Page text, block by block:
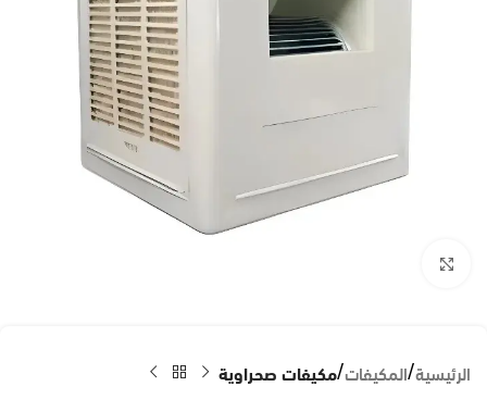
الرئيسية المكيفات مكيفات صحراوية